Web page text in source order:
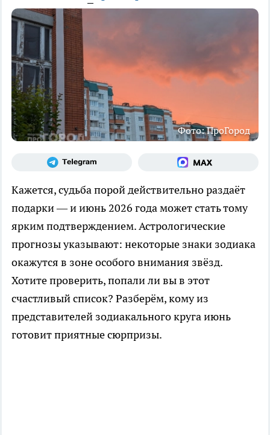
Фото: ПроГород
Кажется, судьба порой действительно раздаёт
подарки — и июнь 2026 года может стать тому
ярким подтверждением. Астрологические
прогнозы указывают: некоторые знаки зодиака
окажутся в зоне особого внимания звёзд.
Хотите проверить, попали ли вы в этот
счастливый список? Разберём, кому из
представителей зодиакального круга июнь
готовит приятные сюрпризы.